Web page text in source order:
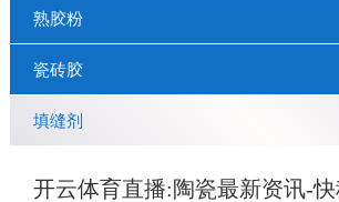
熟胶粉
瓷砖胶
填缝剂
开云体育直播:陶瓷最新资讯-